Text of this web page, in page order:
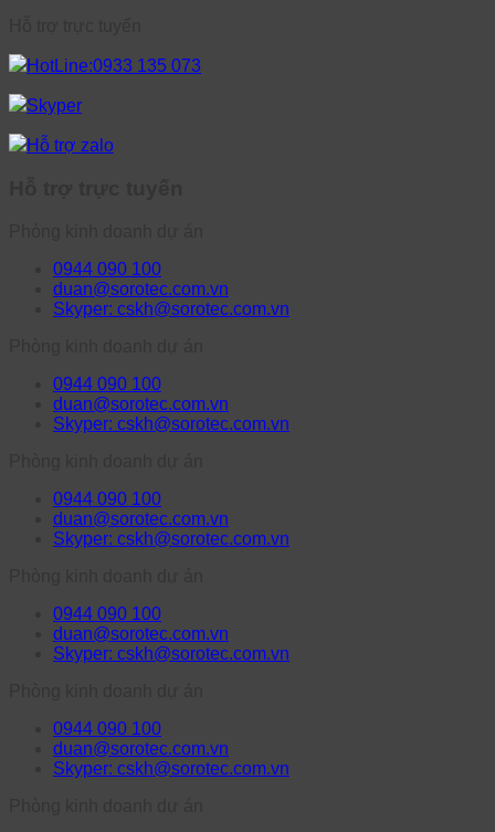
HotLine:0933 135 073
Skyper
Hỗ trợ zalo
0944 090 100
duan@sorotec.com.vn
Skyper: cskh@sorotec.com.vn
0944 090 100
duan@sorotec.com.vn
Skyper: cskh@sorotec.com.vn
0944 090 100
duan@sorotec.com.vn
Skyper: cskh@sorotec.com.vn
0944 090 100
duan@sorotec.com.vn
Skyper: cskh@sorotec.com.vn
0944 090 100
duan@sorotec.com.vn
Skyper: cskh@sorotec.com.vn